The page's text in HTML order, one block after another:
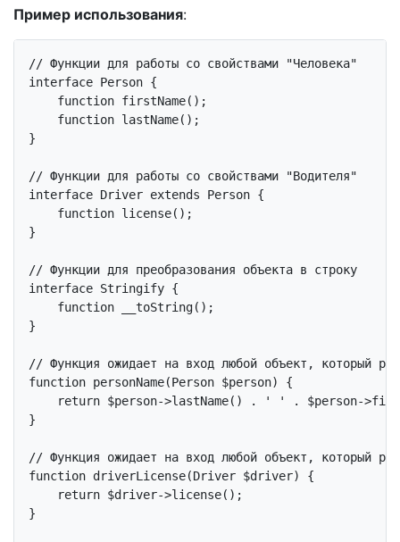
Пример использования:
// Функции для работы со свойствами "Человека"
interface Person {
function firstName() ;
function lastName() ;
}
// Функции для работы со свойствами "Водителя"
interface Driver extends Person {
function license() ;
}
// Функции для преобразования объекта в строку
interface Stringify {
function
__toString() ;
}
// Функция ожидает на вход любой объект, который
function personName(Person $person)
{
return $person->lastName() . ' '
. $person-
}
// Функция ожидает на вход любой объект, который
function driverLicense(Driver $driver)
{
return $driver->license();
}